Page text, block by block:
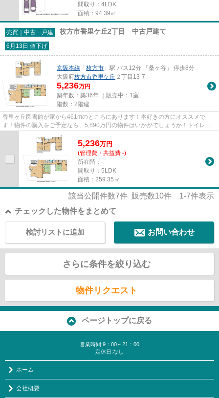
間取り：4LDK
面積：94.39㎡
売買｜中古一戸建 枚方市香里ケ丘2丁目 中古戸建て
6月13日 値下げ
京阪本線 「 枚方市 」駅 バス12分 「桑ヶ谷」 停歩8分
大阪府枚方市香里ケ丘 ２丁目13-7
5,236万円
築年数：築36年 ｜販売中： 1室
階数：2階建
香里ヶ丘図書館が家から461mのところにあります！本好きの方にオススメで
す！物件の購入をご予定なら、5,890万円の物件はいかがでしょうか！トイレが3
ヶ所にあるのでトイレ待ちの時間...
5,236万円
(管理費・共益費 -)
所在階：-
間取り：5LDK
面積：259.35㎡
該当公開件数7件 販売数10件 1-7件表示
チェックした物件をまとめて
お問い合わせ
検討リストに追加
さらに条件を絞り込む
物件リクエスト
ページトップに戻る
営業時間:9：00～21：00
定休日:なし
ホーム
会社概要